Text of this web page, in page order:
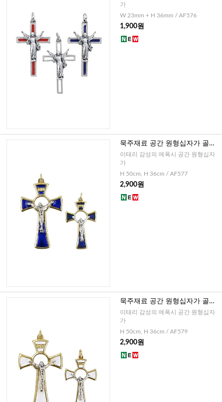
가
W 23mm + H 36mm / AF576
1,900원
묵주재료 공간 원형십자가 골드
화블루(이태리)-대,소
이태리 감성의 에폭시 공간 원형십자
가
H 50cm, H 36cm / AF577
2,900원
묵주재료 공간 원형십자가 골드
화이트(이태리)-대,소
이태리 감성의 에폭시 공간 원형십자
가
H 50cm, H 36cm / AF579
2,900원